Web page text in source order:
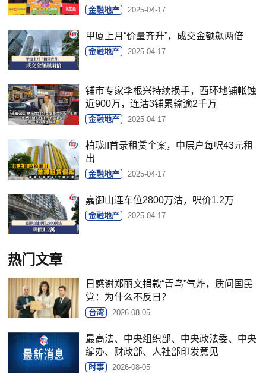
金融地产 2025-04-17
甲厦上月“价量齐升”，成交金额飙两倍
金融地产 2025-04-17
铺市专家李根兴持续损手，西环地铺帐蚀
近900万，连沽3铺累输逾2千万
金融地产 2025-04-17
柏珑II首录租赁个案，中层户每呎43元租
出
金融地产 2025-04-17
嘉御山连车位2800万沽，呎价1.2万
金融地产 2025-04-17
热门文章
日感谢郑丽文捐款“青鸟”气炸，质问国民
党：为什么不反日？
台湾 2026-08-05
最高法、中央组织部、中央政法委、中央
编办、财政部、人社部印发意见
时事 2026-08-05